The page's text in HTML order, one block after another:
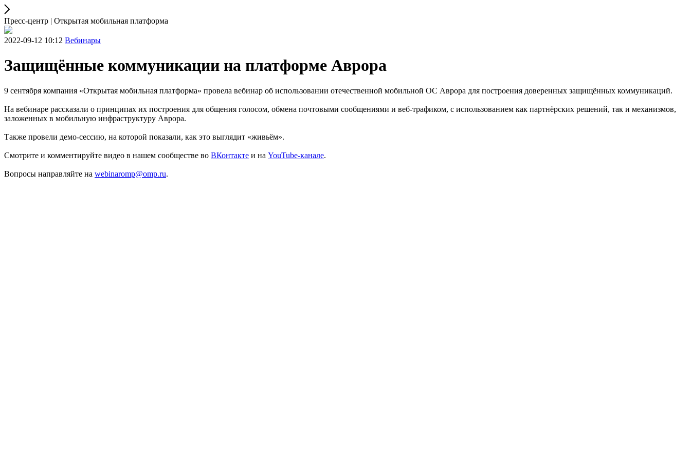
Пресс-центр | Открытая мобильная платформа
2022-09-12 10:12 Вебинары
Защищённые коммуникации на платформе Аврора
9 сентября компания «Открытая мобильная платформа» провела вебинар об использовании отечественной мобильной ОС Аврора для построения доверенных защищённых коммуникаций.
На вебинаре рассказали о принципах их построения для общения голосом, обмена почтовыми сообщениями и веб-трафиком, с использованием как партнёрских решений, так и механизмов,
заложенных в мобильную инфраструктуру Аврора.
Также провели демо-сессию, на которой показали, как это выглядит «живьём».
Смотрите и комментируйте видео в нашем сообществе во ВКонтакте и на YouTube-канале.
Вопросы направляйте на webinaromp@omp.ru.